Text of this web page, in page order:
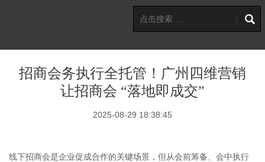
招商会务执行全托管！广州四维营销
让招商会 “落地即成交”
2025-08-29 18:38:45
线下招商会是企业促成合作的关键场景，但从会前筹备、会中执行